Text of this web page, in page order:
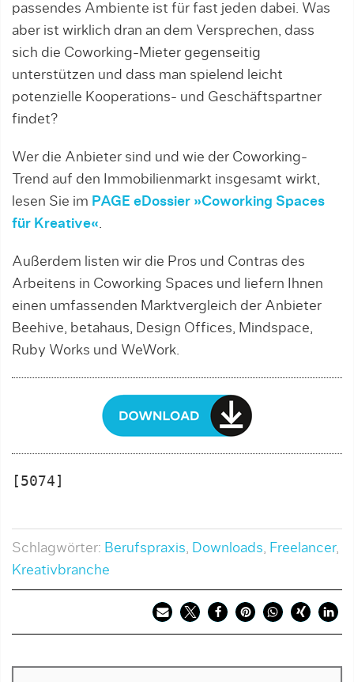
passendes Ambiente ist für fast jeden dabei. Was
aber ist wirklich dran an dem Versprechen, dass
sich die Coworking-Mieter gegenseitig
unterstützen und dass man spielend leicht
potenzielle Kooperations- und Geschäftspartner
findet?
Wer die Anbieter sind und wie der Coworking-
Trend auf den Immobilienmarkt insgesamt wirkt,
lesen Sie im PAGE eDossier »Coworking Spaces
für Kreative«.
Außerdem listen wir die Pros und Contras des
Arbeitens in Coworking Spaces und liefern Ihnen
einen umfassenden Marktvergleich der Anbieter
Beehive, betahaus, Design Offices, Mindspace,
Ruby Works und WeWork.
[5074]
Schlagwörter: Berufspraxis, Downloads, Freelancer,
Kreativbranche